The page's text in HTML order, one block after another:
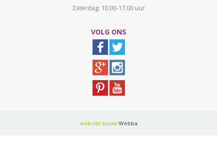
Zaterdag: 10.00-17.00 uur
VOLG ONS
website bouwWebba